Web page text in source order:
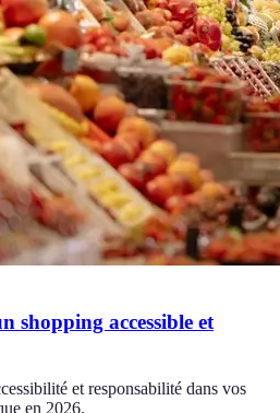
shopping accessible et
et responsabilité dans vos
en 2026.